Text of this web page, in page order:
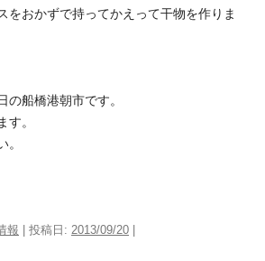
をおかずで持ってかえって干物を作りま
の船橋港朝市です。
す。
。
報 | 投稿日: 2013/09/20